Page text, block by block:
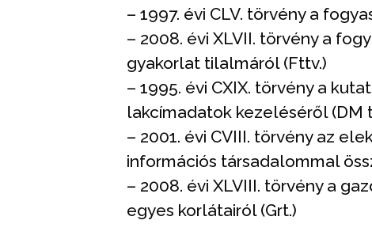
– 1997. évi CLV. törvény a
– 2008. évi XLVII. törvény a
gyakorlat tilalmáról (Fttv.)
– 1995. évi CXIX. törvény a
lakcímadatok kezeléséről (DM
– 2001. évi CVIII. törvény az
információs társadalommal
– 2008. évi XLVIII. törvény a
egyes korlátairól (Grt.)